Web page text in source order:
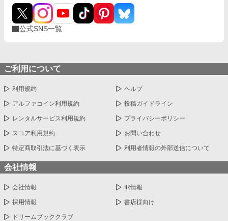
公式SNS一覧
ご利用について
利用規約 ヘルプ
アルファコイン利用規約 投稿ガイドライン
レンタルサービス利用規約 プライバシーポリシー
スコア利用規約 お問い合わせ
特定商取引法に基づく表示 利用者情報の外部送信について
会社情報
会社情報 IR情報
採用情報 書店様向け
ドリームブッククラブ